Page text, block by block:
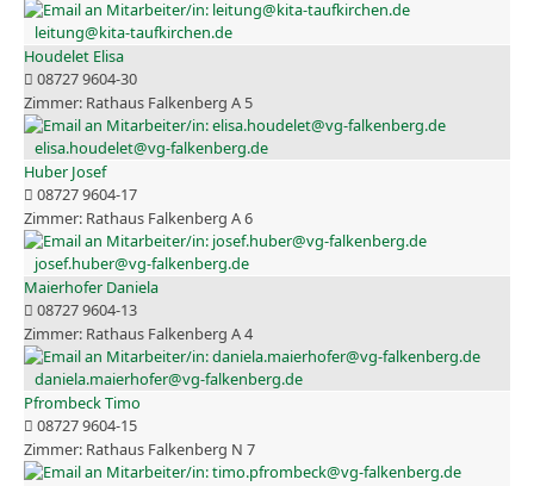
leitung@kita-taufkirchen.de
Houdelet Elisa
08727 9604-30
Rathaus Falkenberg A 5
elisa.houdelet@vg-falkenberg.de
Huber Josef
08727 9604-17
Rathaus Falkenberg A 6
josef.huber@vg-falkenberg.de
Maierhofer Daniela
08727 9604-13
Rathaus Falkenberg A 4
daniela.maierhofer@vg-falkenberg.de
Pfrombeck Timo
08727 9604-15
Rathaus Falkenberg N 7